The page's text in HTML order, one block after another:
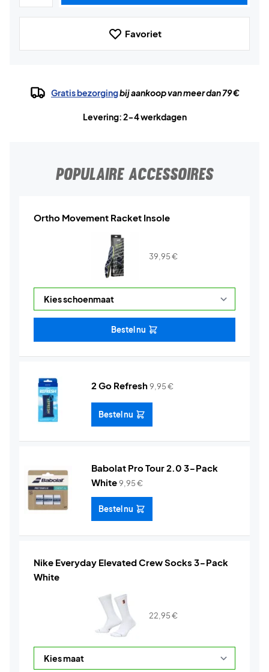
Favoriet
Gratis bezorgingbij aankoop van meer dan 79 €
Levering: 2-4 werkdagen
POPULAIRE ACCESSOIRES
Ortho Movement Racket Insole
39,95€
Bestel nu
2 Go Refresh9,95€
Bestel nu
Babolat Pro Tour 2.0 3-Pack
White9,95€
Bestel nu
Nike Everyday Elevated Crew Socks 3-Pack
White
22,95€